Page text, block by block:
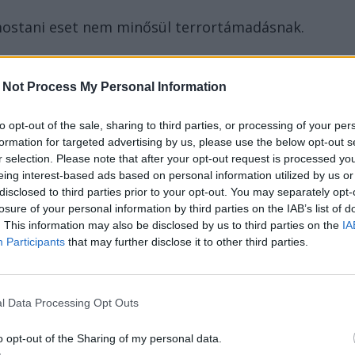
Not Process My Personal Information
opt-out of the sale, sharing to third parties, or processing of your
for targeted advertising by us, please use the below opt-out
selection. Please note that after your opt-out request is processed
interest-based ads based on personal information utilized by us
to third parties prior to your opt-out. You may separately
of your personal information by third parties on the IAB’s list of
This information may also be disclosed by us to third parties on the
Participants that may further disclose it to other third parties.
Data Processing Opt Outs
opt-out of the Sharing of my personal data.
eset nem minősül terrortámadásnak.
a magyar
az idei Kolozsvári Magyar Napokat,
beharangozó sajtótájékoztatójukon.
részeként áldják meg az
küldött, az eredeti helyére, a Farkas és az
visszaállított fogadalmi Mária-
1744-ben Anton Schuchbauer osztrák
főkormányszéki tanácsos és felesége
A kommunista rendszer
templom mögé rejtve élhette túl.